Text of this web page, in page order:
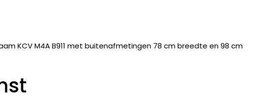
KCV M4A B911 met buitenafmetingen 78 cm breedte en 98 cm